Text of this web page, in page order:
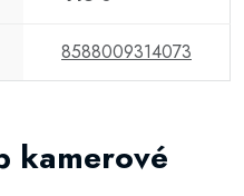
8588009314073
kamerové